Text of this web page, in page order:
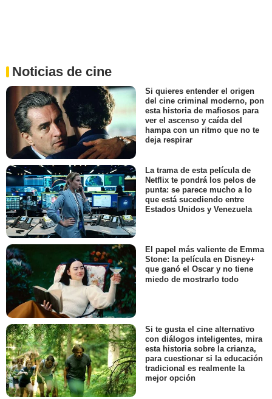
Noticias de cine
Si quieres entender el origen
del cine criminal moderno, pon
esta historia de mafiosos para
ver el ascenso y caída del
hampa con un ritmo que no te
deja respirar
La trama de esta película de
Netflix te pondrá los pelos de
punta: se parece mucho a lo
que está sucediendo entre
Estados Unidos y Venezuela
El papel más valiente de Emma
Stone: la película en Disney+
que ganó el Oscar y no tiene
miedo de mostrarlo todo
Si te gusta el cine alternativo
con diálogos inteligentes, mira
esta historia sobre la crianza,
para cuestionar si la educación
tradicional es realmente la
mejor opción